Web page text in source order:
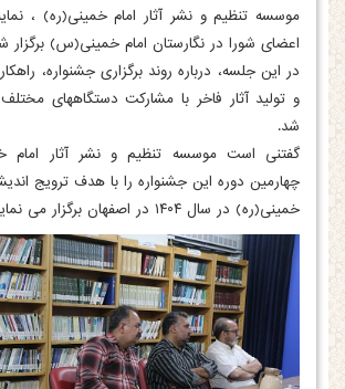
موسسه تنظیم و نشر آثار امام خمینی(ره) ،
اعضای شورا در نگارستان امام خمینی(س) برگزار
در این جلسه، درباره روند برگزاری جشنواره،
و تولید آثار فاخر با مشارکت دستگاههای
شد.
گفتنی است موسسه تنظیم و نشر آثار امام
چهارمین دوره این جشنواره را با هدف ترویج
خمینی(ره) در سال ۱۴۰۴ در اصفهان برگزار می نماید.